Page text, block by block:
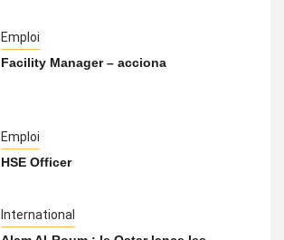
Emploi
Facility Manager – acciona
Emploi
HSE Officer
International